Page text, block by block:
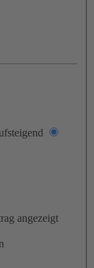
angezeigt